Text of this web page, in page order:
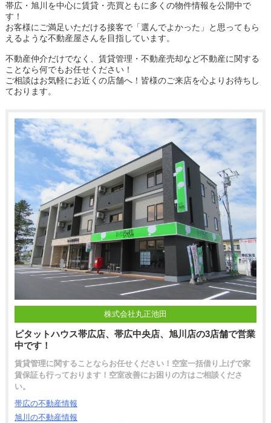
帯広・旭川を中心に賃貸・売買ともに多くの物件情報を公開中で
す！
お客様にご満足いただける接客で「選んでよかった」と思ってもら
えるような不動産屋さんを目指しています。
不動産仲介だけでなく、賃貸管理・不動産売却など不動産に関する
ことなら何でもお任せください！
ご相談はお気軽にお近くの店舗へ！皆様のご来店を心よりお待ちし
ております。
株式会社丸正池田
ピタットハウス帯広店、帯広中央店、旭川店の3店舗で営業
中です！
賃貸管理に関することならお任せください！空室一括借り上げで家
賃保証も行っております！空室改善にお困りの方はご相談くださ
い。
帯広の不動産情報
旭川の不動産情報